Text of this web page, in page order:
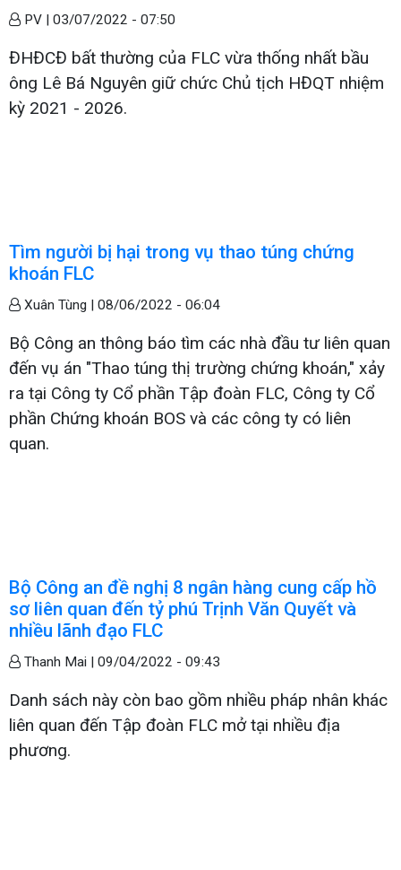
PV | 03/07/2022 - 07:50
ĐHĐCĐ bất thường của FLC vừa thống nhất bầu
ông Lê Bá Nguyên giữ chức Chủ tịch HĐQT nhiệm
kỳ 2021 - 2026.
Tìm người bị hại trong vụ thao túng chứng
khoán FLC
Xuân Tùng | 08/06/2022 - 06:04
Bộ Công an thông báo tìm các nhà đầu tư liên quan
đến vụ án "Thao túng thị trường chứng khoán," xảy
ra tại Công ty Cổ phần Tập đoàn FLC, Công ty Cổ
phần Chứng khoán BOS và các công ty có liên
quan.
Bộ Công an đề nghị 8 ngân hàng cung cấp hồ
sơ liên quan đến tỷ phú Trịnh Văn Quyết và
nhiều lãnh đạo FLC
Thanh Mai | 09/04/2022 - 09:43
Danh sách này còn bao gồm nhiều pháp nhân khác
liên quan đến Tập đoàn FLC mở tại nhiều địa
phương.